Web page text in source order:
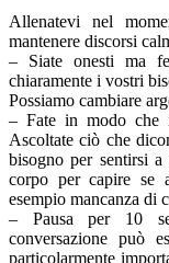
Allenatevi nel
mantenere discorsi
– Siate onesti ma
chiaramente i vostri
Possiamo cambiare
– Fate in modo che
Ascoltate ciò che
bisogno per sentirsi
corpo per capire se
esempio mancanza di
– Pausa per 10
conversazione può
particolarmente